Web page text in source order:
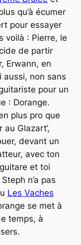
qu’à écumer
pour essayer
voilà : Pierre, le
de partir
Erwann, en
aussi, non sans
pour un
: Dorange.
plus pro que
Glazart’,
devant un
avec ton
et toi
n’a pas
Les Vaches
se met à
temps, à
.